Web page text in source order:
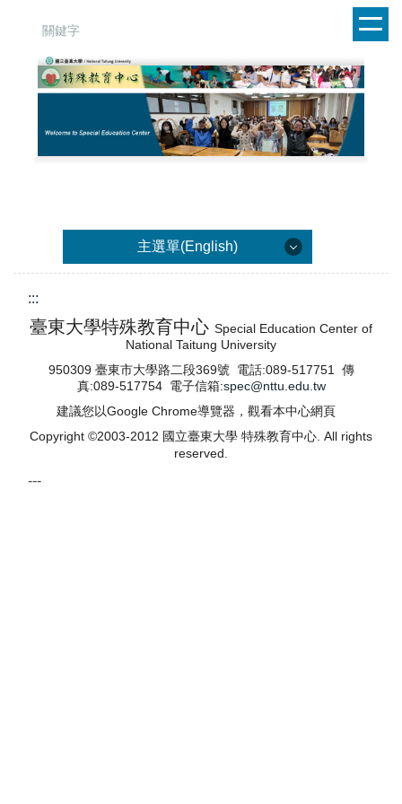
主選單(English)
Analysis of Current Situation
Counseling Services
Our Specialties and Development
:::
臺東大學特殊教育中心 Special Education Center of
National Taitung University
950309 臺東市大學路二段369號 電話:089-517751 傳
真:089-517754電子信箱:spec@nttu.edu.tw
建議您以Google Chrome導覽器 ，觀看本中心網頁
Copyright ©2003-2012 國立臺東大學 特殊教育中心. All rights
reserved.
---